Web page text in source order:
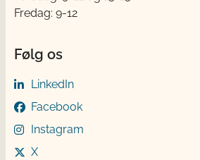
Fredag: 9-12
Følg os
LinkedIn
Facebook
Instagram
X